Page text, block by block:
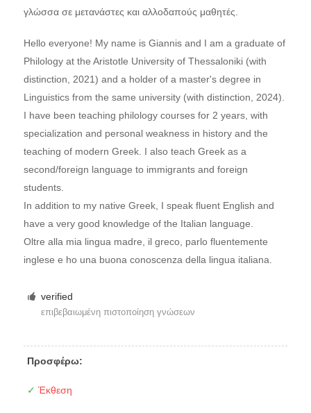
γλώσσα σε μετανάστες και αλλοδαπούς μαθητές.
Hello everyone! My name is Giannis and I am a graduate of
Philology at the Aristotle University of Thessaloniki (with
distinction, 2021) and a holder of a master's degree in
Linguistics from the same university (with distinction, 2024).
I have been teaching philology courses for 2 years, with
specialization and personal weakness in history and the
teaching of modern Greek. I also teach Greek as a
second/foreign language to immigrants and foreign
students.
In addition to my native Greek, I speak fluent English and
have a very good knowledge of the Italian language.
Oltre alla mia lingua madre, il greco, parlo fluentemente
inglese e ho una buona conoscenza della lingua italiana.
verified
επιβεβαιωμένη πιστοποίηση γνώσεων
Προσφέρω:
✓ Έκθεση